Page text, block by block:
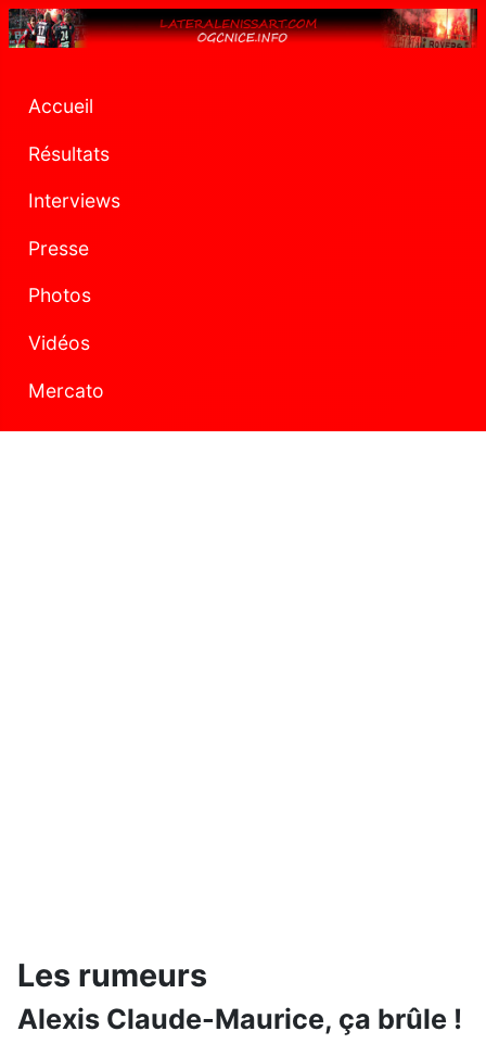
Accueil
Résultats
Interviews
Presse
Photos
Vidéos
Mercato
Les rumeurs
Alexis Claude-Maurice, ça brûle !